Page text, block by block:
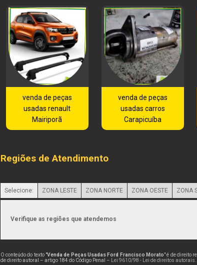
venda de peças
usadas renault
Mairiporã
venda de peças
usadas carros
Carapicuíba
Regiões de Atendimento
Selecione: ZONA LESTE ZONA NORTE ZONA OESTE ZONA
Verifique as regiões que atendemos
O conteúdo do texto "Venda de Peças Usadas Ford Francisco Morato" é de direito
de direito autoral – artigo 184 do Código Penal –
Lei 9610/98 - Lei de direitos autorais